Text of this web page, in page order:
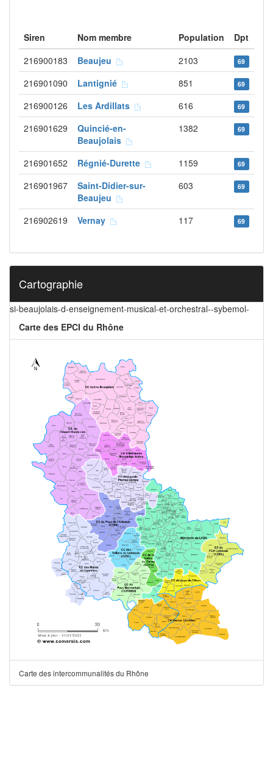
Siren Nom membre Population
Dpt
216900183
Beaujeu 2103 69
216901090 Lantignié 851 69
216900126 Les Ardillats 616 69
216901629
Quincié-en-
Beaujolais
1382 69
216901652 Régnié-Durette 1159 69
216901967
Saint-Didier-sur-
Beaujeu
603 69
216902619 Vernay 117 69
Cartographie
si-beaujolais-d-enseignement-musical-et-orchestral--sybemol-
Carte des EPCI du Rhône
Carte des intercommunalités du Rhône